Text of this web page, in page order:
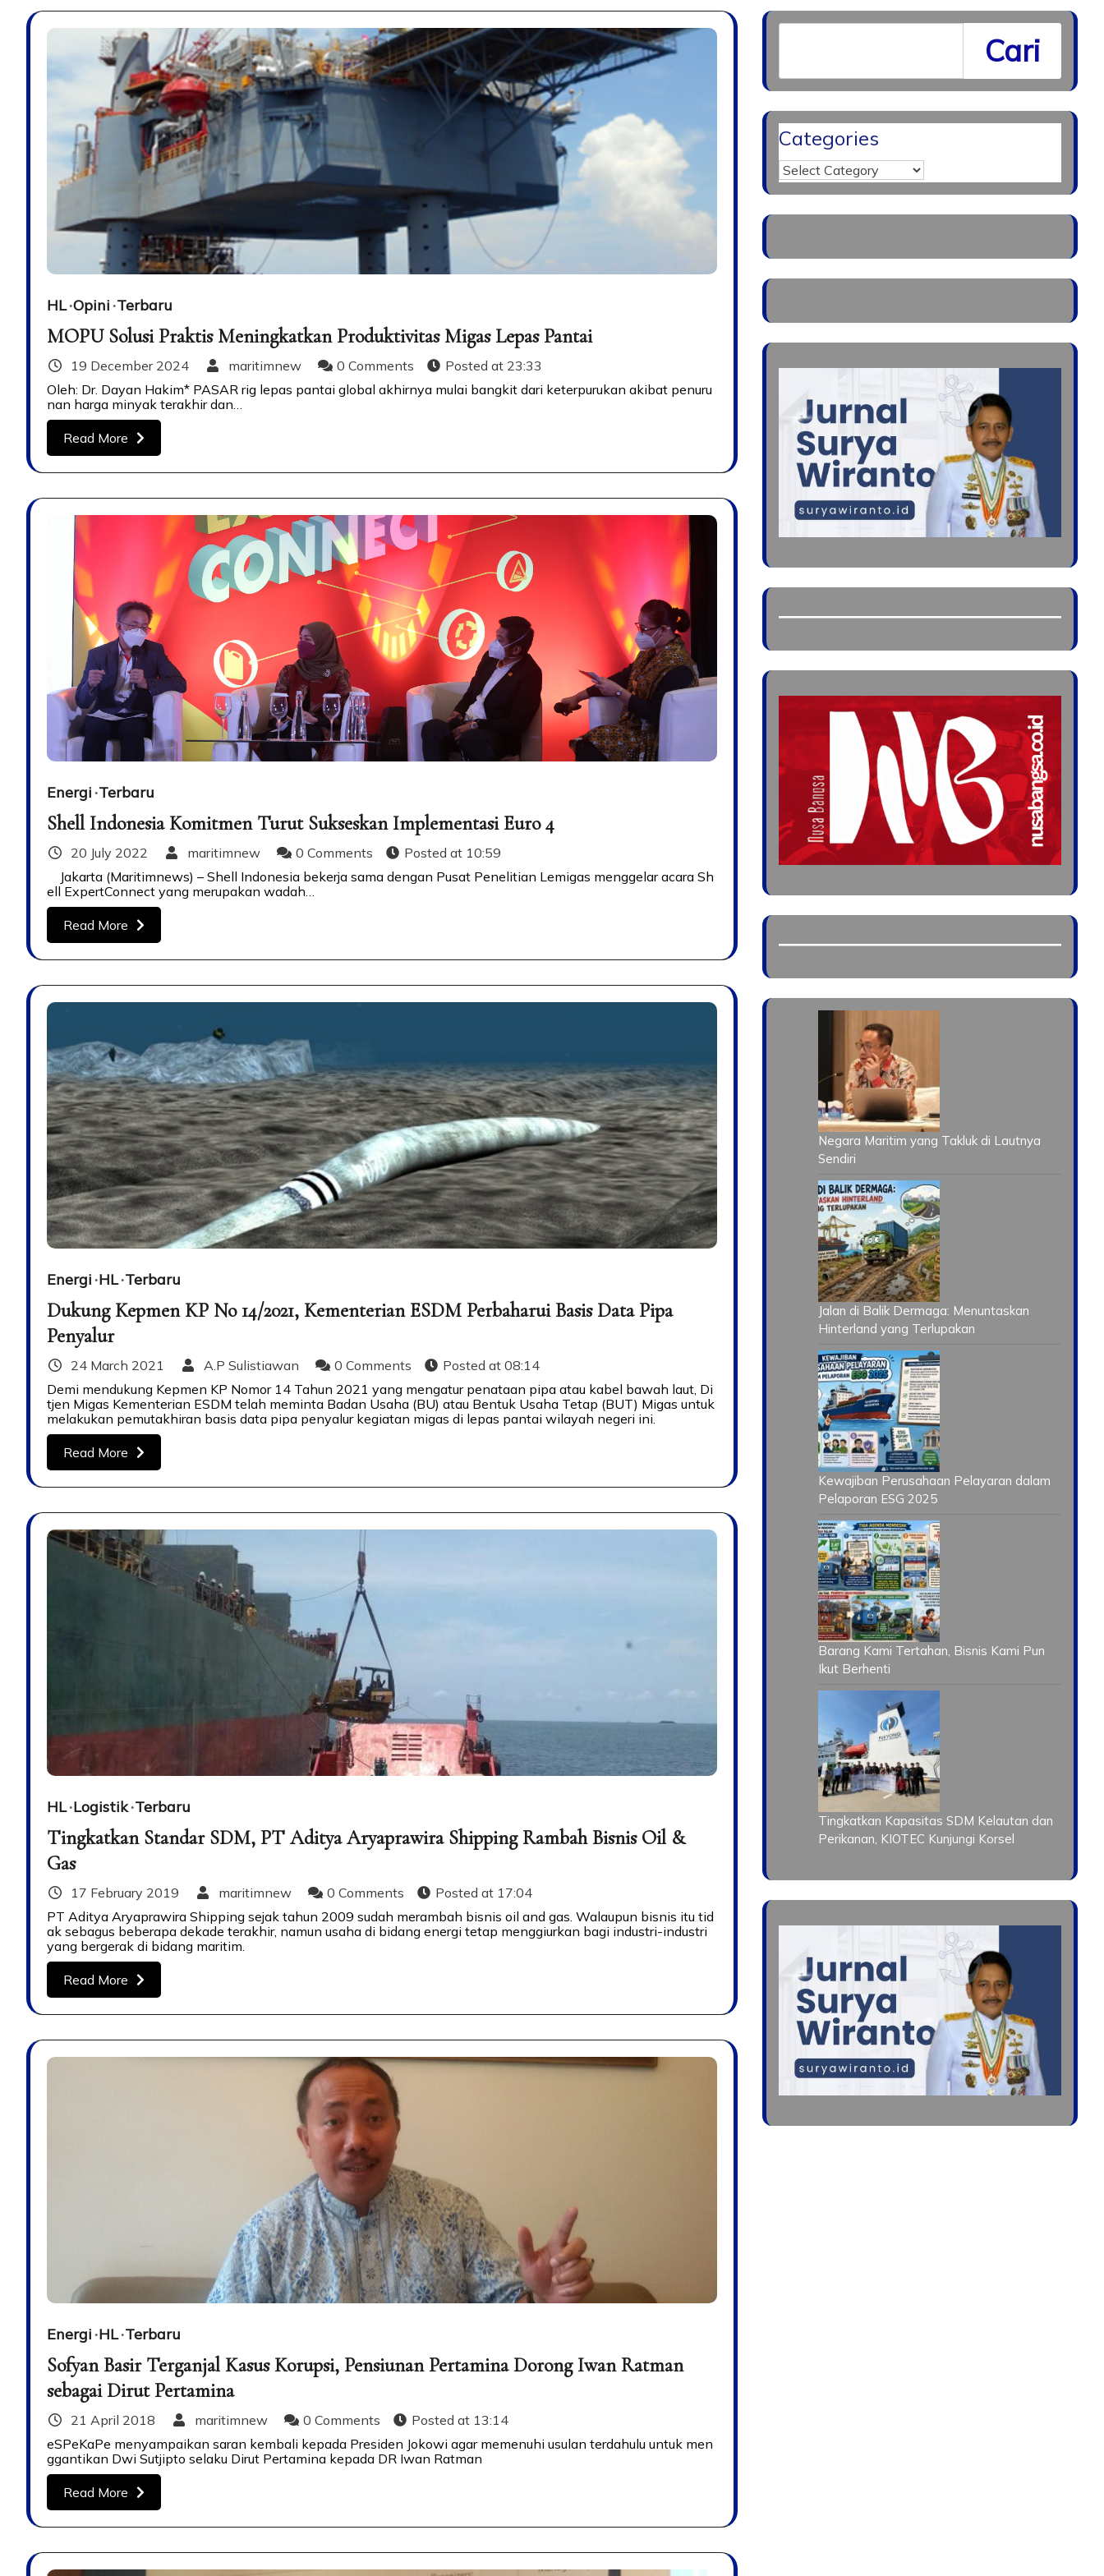
HL Opini Terbaru
MOPU Solusi Praktis Meningkatkan Produktivitas Migas Lepas Pantai
19 December 2024 maritimnew 0 Comments Posted at 23:33
Oleh: Dr. Dayan Hakim* PASAR rig lepas pantai global akhirnya mulai bangkit dari keterpurukan akibat penuru
nan harga minyak terakhir dan…
Read More
Energi Terbaru
Shell Indonesia Komitmen Turut Sukseskan Implementasi Euro 4
20 July 2022 maritimnew 0 Comments Posted at 10:59
Jakarta (Maritimnews) – Shell Indonesia bekerja sama dengan Pusat Penelitian Lemigas menggelar acara Sh
ell ExpertConnect yang merupakan wadah…
Read More
Energi HL Terbaru
Dukung Kepmen KP No 14/2021, Kementerian ESDM Perbaharui Basis Data Pipa
Penyalur
24 March 2021 A.P Sulistiawan 0 Comments Posted at 08:14
Demi mendukung Kepmen KP Nomor 14 Tahun 2021 yang mengatur penataan pipa atau kabel bawah laut, Di
tjen Migas Kementerian ESDM telah meminta Badan Usaha (BU) atau Bentuk Usaha Tetap (BUT) Migas untuk
melakukan pemutakhiran basis data pipa penyalur kegiatan migas di lepas pantai wilayah negeri ini.
Read More
HL Logistik Terbaru
Tingkatkan Standar SDM, PT Aditya Aryaprawira Shipping Rambah Bisnis Oil &
Gas
17 February 2019 maritimnew 0 Comments Posted at 17:04
PT Aditya Aryaprawira Shipping sejak tahun 2009 sudah merambah bisnis oil and gas. Walaupun bisnis itu tid
ak sebagus beberapa dekade terakhir, namun usaha di bidang energi tetap menggiurkan bagi industri-industri
yang bergerak di bidang maritim.
Read More
Energi HL Terbaru
Sofyan Basir Terganjal Kasus Korupsi, Pensiunan Pertamina Dorong Iwan Ratman
sebagai Dirut Pertamina
21 April 2018 maritimnew 0 Comments Posted at 13:14
eSPeKaPe menyampaikan saran kembali kepada Presiden Jokowi agar memenuhi usulan terdahulu untuk men
ggantikan Dwi Sutjipto selaku Dirut Pertamina kepada DR Iwan Ratman
Read More
Cari
Categories
Negara Maritim yang Takluk di Lautnya
Sendiri
Jalan di Balik Dermaga: Menuntaskan
Hinterland yang Terlupakan
Kewajiban Perusahaan Pelayaran dalam
Pelaporan ESG 2025
Barang Kami Tertahan, Bisnis Kami Pun
Ikut Berhenti
Tingkatkan Kapasitas SDM Kelautan dan
Perikanan, KIOTEC Kunjungi Korsel